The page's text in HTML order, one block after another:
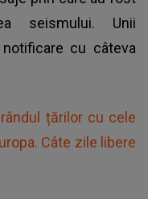
seismului. Unii
cu câteva
țărilor cu cele
Câte zile libere